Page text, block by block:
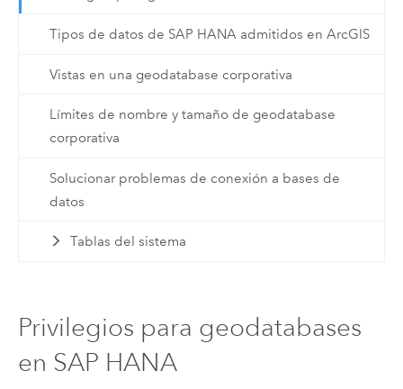
Tipos de datos de SAP HANA admitidos en ArcGIS
Vistas en una geodatabase corporativa
Límites de nombre y tamaño de geodatabase
corporativa
Solucionar problemas de conexión a bases de
datos
Tablas del sistema
Privilegios para geodatabases
en SAP HANA